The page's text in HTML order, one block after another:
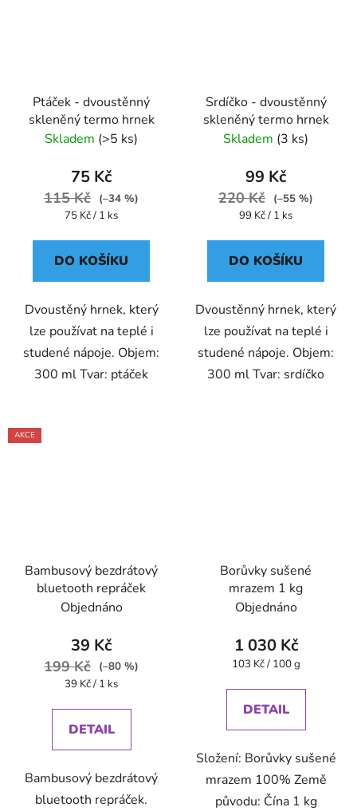
Ptáček - dvoustěnný
skleněný termo hrnek
Skladem (>5 ks)
75 Kč
115 Kč
(–34 %)
Měrná
75 Kč / 1 ks
DO KOŠÍKU
Dvoustěný hrnek, který
lze používat na teplé i
studené nápoje. Objem:
300 ml Tvar: ptáček
Srdíčko - dvoustěnný
skleněný termo hrnek
Skladem (3 ks)
99 Kč
220 Kč
(–55 %)
Měrná
99 Kč / 1 ks
DO KOŠÍKU
Dvoustěnný hrnek, který
lze používat na teplé i
studené nápoje. Objem:
300 ml Tvar: srdíčko
AKCE
Bambusový bezdrátový
bluetooth repráček
Objednáno
39 Kč
199 Kč
(–80 %)
Měrná
39 Kč / 1 ks
DETAIL
Bambusový bezdrátový
bluetooth repráček.
Borůvky sušené
mrazem 1 kg
Objednáno
1 030 Kč
Měrná
103 Kč / 100 g
DETAIL
Složení: Borůvky sušené
mrazem 100% Země
původu: Čína 1 kg